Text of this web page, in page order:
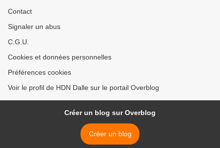
Contact
Signaler un abus
C.G.U.
Cookies et données personnelles
Préférences cookies
Voir le profil de HDN Dalle sur le portail Overblog
Créer un blog sur Overblog
Créer un blog